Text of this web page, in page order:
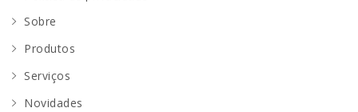
Sobre
Produtos
Serviços
Novidades